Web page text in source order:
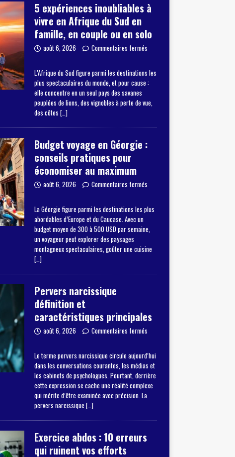
5 expériences inoubliables à
vivre en Afrique du Sud en
famille, en couple ou en solo
août 6, 2026 Commentaires fermés
L’Afrique du Sud figure parmi les destinations les
plus spectaculaires du monde, et pour cause :
elle concentre en un seul pays des savanes
peuplées de lions, des vignobles à perte de vue,
des côtes […]
Budget voyage en Géorgie :
conseils pratiques pour
économiser au maximum
août 6, 2026 Commentaires fermés
La Géorgie figure parmi les destinations les plus
abordables d’Europe et du Caucase. Avec un
budget moyen de 300 à 500 USD par semaine,
un voyageur peut explorer des paysages
montagneux spectaculaires, goûter une cuisine
[…]
Pervers narcissique
définition et
caractéristiques principales
août 6, 2026 Commentaires fermés
Le terme pervers narcissique circule aujourd’hui
dans les conversations courantes, les médias et
les cabinets de psychologues. Pourtant, derrière
cette expression se cache une réalité complexe
qui mérite d’être examinée avec précision. La
pervers narcissique […]
Exercice abdos : 10 erreurs
qui ruinent vos efforts